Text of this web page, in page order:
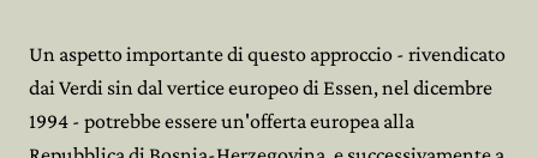
Un aspetto importante di questo approccio - rivendicato
dai Verdi sin dal vertice europeo di Essen, nel dicembre
1994 - potrebbe essere un'offerta europea alla